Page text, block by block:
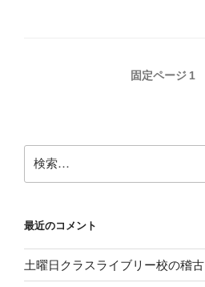
ー
ジ
り
固定ページ 1
索:
最近のコメント
土曜日クラスライブリー校の稽古